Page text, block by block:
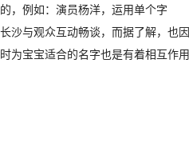
，例如：演员杨洋，运用单个字
沙与观众互动畅谈，而据了解，也因
为宝宝适合的名字也是有着相互作用